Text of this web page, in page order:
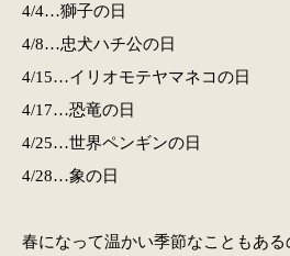
4/4…獅子の日
4/8…忠犬ハチ公の日
4/15…イリオモテヤマネコの日
4/17…恐竜の日
4/25…世界ペンギンの日
4/28…象の日
春になって温かい季節なこともあ